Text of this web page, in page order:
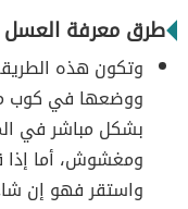
طرق معرفة العسل
وتكون هذه
ووضعها في كوب
بشكل مباشر في
ومغشوش، أما إذا
واستقر فهو إن